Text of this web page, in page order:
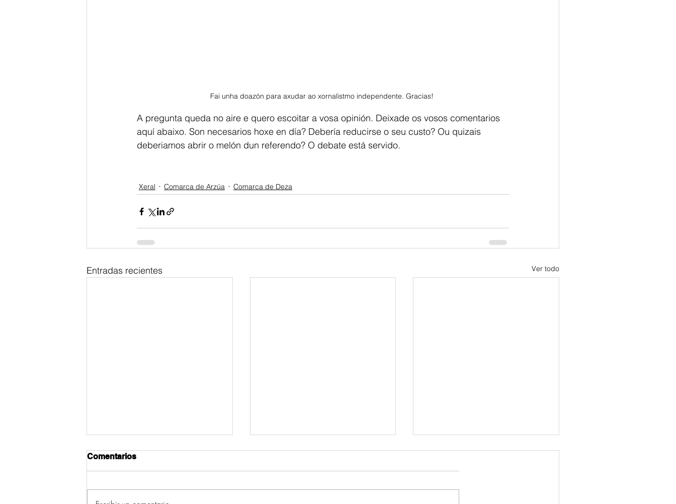
Fai unha doazón para axudar ao xornalistmo independente. Gracias!
A pregunta queda no aire e quero escoitar a vosa opinión. Deixade os vosos comentarios
aquí abaixo. Son necesarios hoxe en día? Debería reducirse o seu custo? Ou quizais
deberiamos abrir o melón dun referendo? O debate está servido.
Xeral Comarca de Arzúa Comarca de Deza
Entradas recientes Ver todo
Comentarios